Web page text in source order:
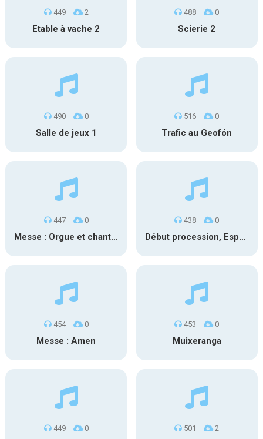
449 2
Etable à vache 2
488 0
Scierie 2
490 0
Salle de jeux 1
516 0
Trafic au Geofón
447 0
Messe : Orgue et chant 1
438 0
Début procession, Espagne
454 0
Messe : Amen
453 0
Muixeranga
449 0 501 2